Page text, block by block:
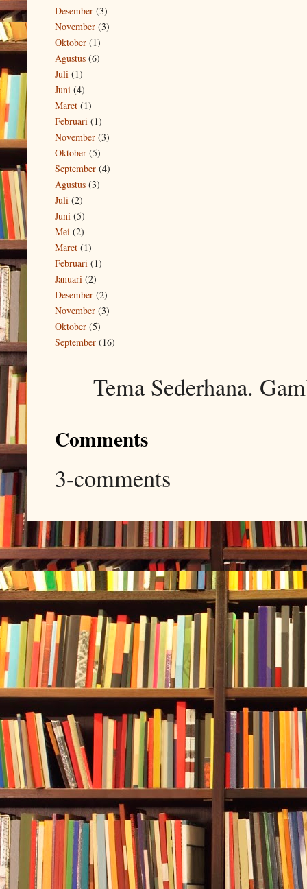
Desember (3)
November (3)
Oktober (1)
Agustus (6)
Juli (1)
Juni (4)
Maret (1)
Februari (1)
November (3)
Oktober (5)
September (4)
Agustus (3)
Juli (2)
Juni (5)
Mei (2)
Maret (1)
Februari (1)
Januari (2)
Desember (2)
November (3)
Oktober (5)
September (16)
Tema Sederhana.
Comments
3-comments